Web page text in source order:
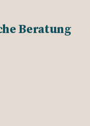
Beratung